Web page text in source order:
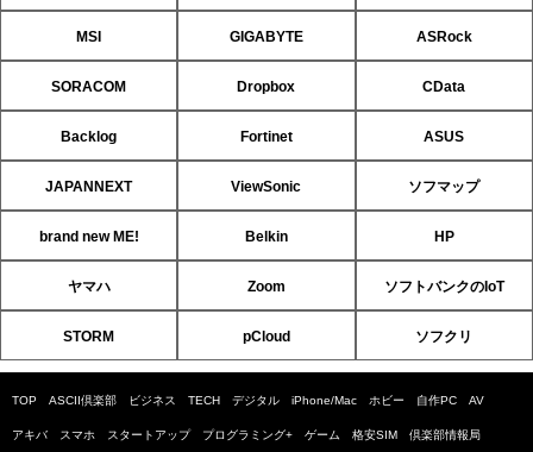
MSI GIGABYTE ASRock
SORACOM Dropbox CData
Backlog Fortinet ASUS
JAPANNEXT ViewSonic ソフマップ
brand new ME! Belkin HP
ヤマハ Zoom ソフトバンクのIoT
STORM pCloud ソフクリ
TOP ASCII倶楽部 ビジネス TECH デジタル iPhone/Mac ホビー 自作PC AV
アキバ スマホ スタートアップ プログラミング+ ゲーム 格安SIM 倶楽部情報局